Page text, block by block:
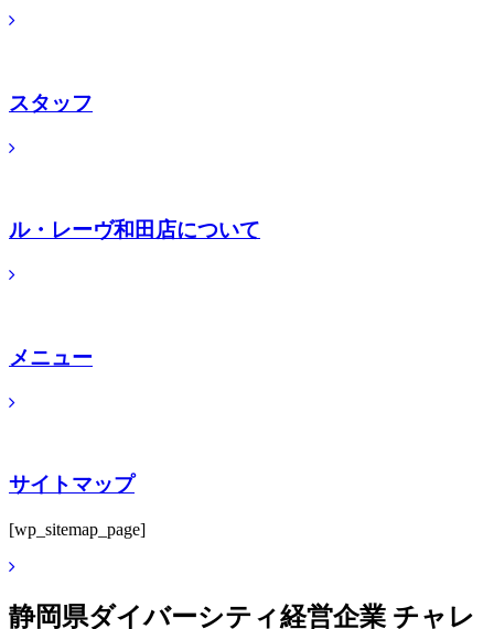
スタッフ
ル・レーヴ和田店について
メニュー
サイトマップ
[wp_sitemap_page]
静岡県ダイバーシティ経営企業 チャレ